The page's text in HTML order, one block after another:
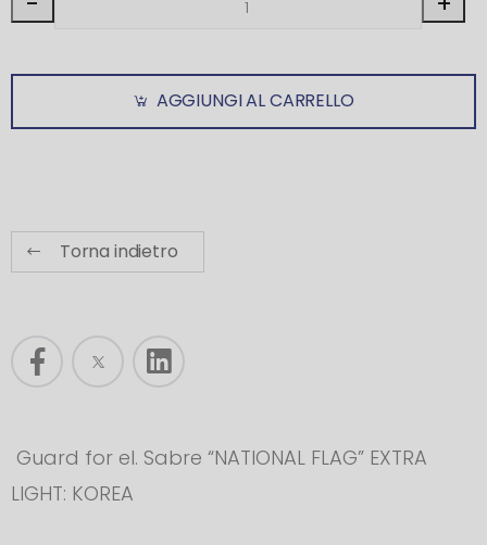
AGGIUNGI AL CARRELLO
Torna indietro
Guard for el. Sabre “NATIONAL FLAG” EXTRA
LIGHT: KOREA